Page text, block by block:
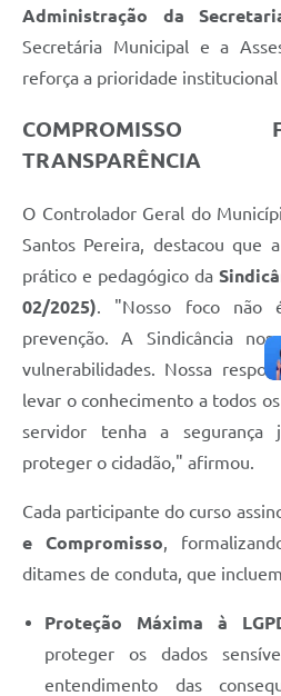
Administração da
Secretária Municipal e a
reforça a prioridade institucional
TRANSPARÊNCIA
O Controlador Geral do
Santos Pereira, destacou que
prático e pedagógico da
02/2025) . "Nosso foco não
prevenção. A Sindicância
vulnerabilidades. Nossa
levar o conhecimento a todos
servidor tenha a segurança
proteger o cidadão," afirmou.
Cada participante do curso
e Compromisso ,
ditames de conduta, que
Proteção Máxima à
proteger os dados
entendimento das